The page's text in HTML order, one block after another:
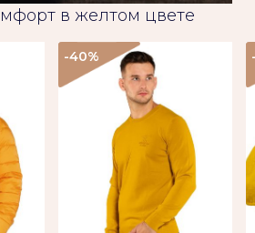
в желтом цвете
-40%